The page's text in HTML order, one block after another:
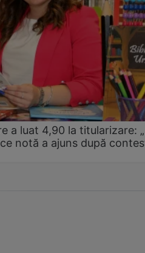
a luat 4,90 la titularizare:
notă a ajuns după